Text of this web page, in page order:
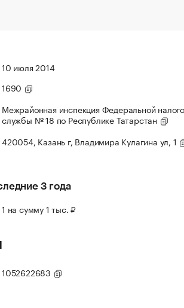
10 июля 2014
1690
Межрайонная инспекция Федеральной
службы № 18 по Республике Татарстан
420054, Казань г, Владимира Кулагина ул, 1
3 года
1 на сумму 1 тыс. ₽
1052622683